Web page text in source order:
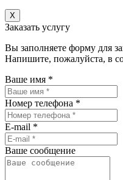
X
Заказать услугу
Вы заполняете форму для
Напишите, пожалуйста, в
Ваше имя *
Номер телефона *
E-mail *
Ваше сообщение